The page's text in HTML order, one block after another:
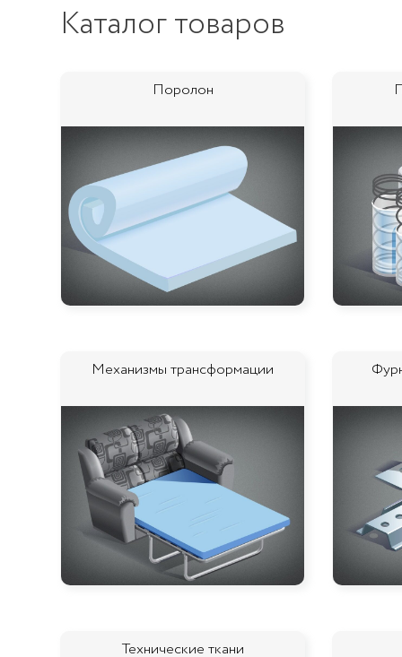
Каталог товаров
Поролон
Механизмы трансформации
Технические ткани